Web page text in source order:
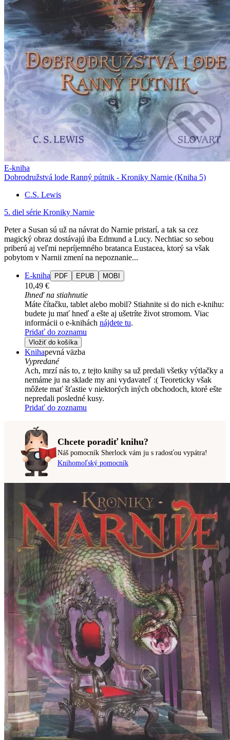
E-kniha
Dobrodružstvá lode Ranný pútnik - Kroniky Narnie (Kniha 5)
C.S. Lewis
5. diel série Kroniky Narnie
Peter a Susan sú už na návrat do Narnie pristarí, a tak sa cez
magický obraz dostávajú iba Edmund a Lucy. Nechtiac so sebou
priberú aj veľmi nepríjemného bratanca Eustacea, ktorý sa však
pobytom v Narnii zmení na nepoznanie...
E-kniha PDF EPUB MOBI
10,49 €
Ihneď na stiahnutie
Máte čítačku, tablet alebo mobil? Stiahnite si do nich e-knihu:
budete ju mať hneď a ešte aj ušetríte život stromom. Viac
informácii o e-knihách nájdete tu.
Pridať do zoznamu
Vložiť do košíka
Knihapevná väzba
Vypredané
Ach, mrzí nás to, z tejto knihy sa už predali všetky výtlačky a
nemáme ju na sklade my ani vydavateľ :( Teoreticky však
môžete mať šťastie v niektorých iných obchodoch, ktoré ešte
nepredali posledné kusy.
Pridať do zoznamu
Chcete poradiť knihu?
Náš pomocník Sherlock vám ju s radosťou vypátra!
Knihomoľský pomocník